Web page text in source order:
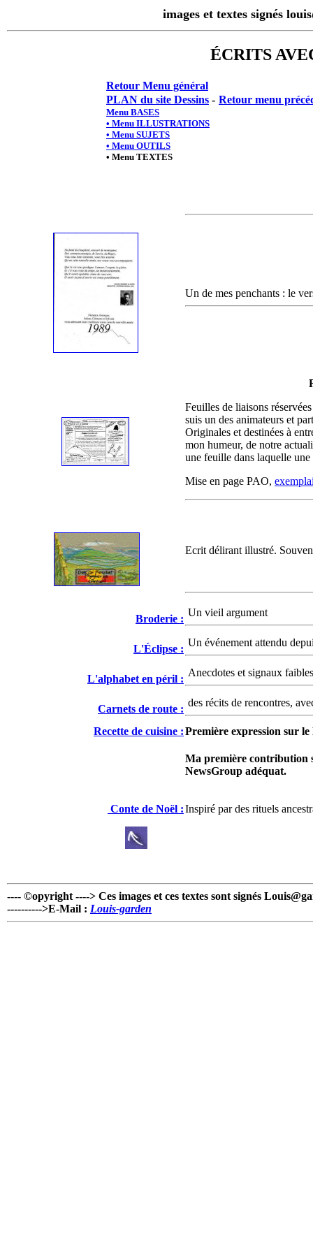
images et textes signés
ÉCRITS
Retour Menu général
PLAN du site Dessins - Retour menu
Menu BASES
• Menu ILLUSTRATIONS
• Menu SUJETS
• Menu OUTILS
• Menu TEXTES
Un de mes penchants : le
Feuilles de liaisons
suis un des animateurs et
Originales et destinées à
mon humeur, de notre
une feuille dans laquelle
Mise en page PAO,
Ecrit délirant illustré.
Broderie :
Un vieil argument
L'Éclipse :
Un événement attendu
L'alphabet en péril :
Anecdotes et signaux
Carnets de route :
des récits de rencontres,
Recette de cuisine :Première expression sur le
Ma première contribution
NewsGroup adéquat.
Conte de Noël :Inspiré par des rituels
---- ©opyright ----> Ces images et ces textes sont signés
---------->E-Mail : Louis-garden